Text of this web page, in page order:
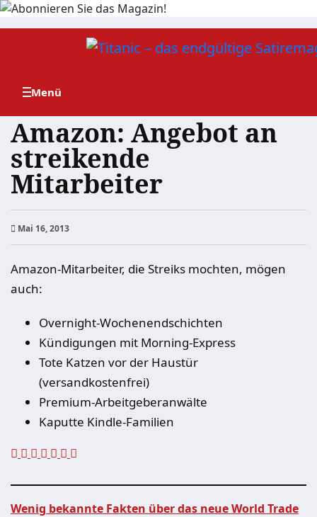
Zum
Amazon: Angebot an
streikende
Mitarbeiter
Mai 16, 2013
Amazon-Mitarbeiter, die Streiks mochten, mögen
auch:
Overnight-Wochenendschichten
Kündigungen mit Morning-Express
Tote Katzen vor der Haustür
(versandkostenfrei)
Premium-Arbeitgeberanwälte
Kaputte Kindle-Familien
Wenig bekannte Fakten über das neue World Trade